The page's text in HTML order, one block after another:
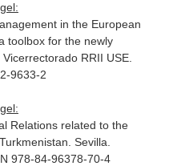
in the European
toolbox for the newly
RRII USE.
9633-2
Relations related to the
Sevilla.
978-84-96378-70-4